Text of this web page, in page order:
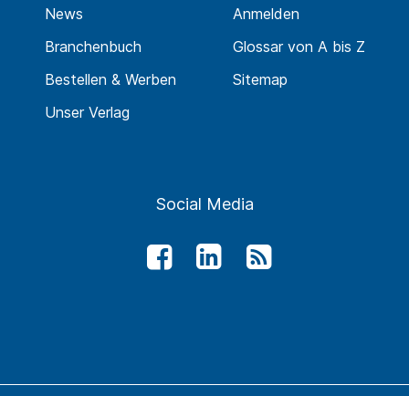
News
Branchenbuch
Bestellen & Werben
Unser Verlag
Anmelden
Glossar von A bis Z
Sitemap
Social Media